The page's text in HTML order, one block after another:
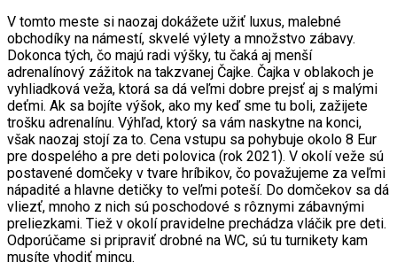
V tomto meste si naozaj dokážete užiť luxus, malebné
obchodíky na námestí, skvelé výlety a množstvo zábavy.
Dokonca tých, čo majú radi výšky, tu čaká aj menší
adrenalínový zážitok na takzvanej Čajke. Čajka v oblakoch je
vyhliadková veža, ktorá sa dá veľmi dobre prejsť aj s malými
deťmi. Ak sa bojíte výšok, ako my keď sme tu boli, zažijete
trošku adrenalínu. Výhľad, ktorý sa vám naskytne na konci,
však naozaj stojí za to. Cena vstupu sa pohybuje okolo 8 Eur
pre dospelého a pre deti polovica (rok 2021). V okolí veže sú
postavené domčeky v tvare hríbikov, čo považujeme za veľmi
nápadité a hlavne detičky to veľmi poteší. Do domčekov sa dá
vliezť, mnoho z nich sú poschodové s rôznymi zábavnými
preliezkami. Tiež v okolí pravidelne prechádza vláčik pre deti.
Odporúčame si pripraviť drobné na WC, sú tu turnikety kam
musíte vhodiť mincu.